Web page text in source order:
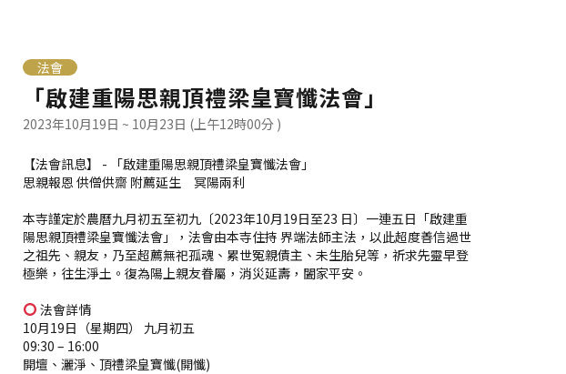
法會
「啟建重陽思親頂禮梁皇寶懺法會」
2023年10月19日 ~ 10月23日 (上午12時00分 )
【法會訊息】 - 「啟建重陽思親頂禮梁皇寶懺法會」
思親報恩 供僧供齋 附薦延生 冥陽兩利
本寺謹定於農曆九月初五至初九〔2023年10月19日至23 日〕一連五日「啟建重
陽思親頂禮梁皇寶懺法會」，法會由本寺住持 界端法師主法，以此超度善信過世
之祖先、親友，乃至超薦無祀孤魂、累世冤親債主、未生胎兒等，祈求先靈早登
極樂，往生淨土。復為陽上親友眷屬，消災延壽，闔家平安。
法會詳情
10月19日（星期四） 九月初五
09:30 – 16:00
開壇、灑淨、頂禮梁皇寶懺(開懺)